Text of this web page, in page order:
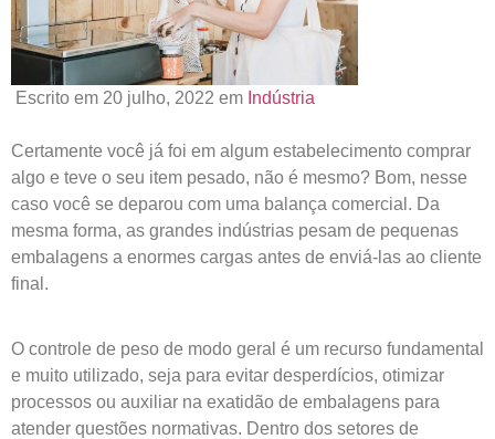
Escrito em 20 julho, 2022 em Indústria
Certamente você já foi em algum estabelecimento comprar
algo e teve o seu item pesado, não é mesmo? Bom, nesse
caso você se deparou com uma balança comercial. Da
mesma forma, as grandes indústrias pesam de pequenas
embalagens a enormes cargas antes de enviá-las ao cliente
final.
O controle de peso de modo geral é um recurso fundamental
e muito utilizado, seja para evitar desperdícios, otimizar
processos ou auxiliar na exatidão de embalagens para
atender questões normativas. Dentro dos setores de